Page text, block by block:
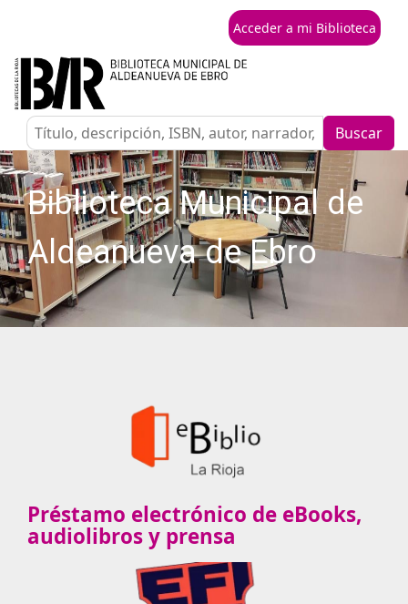
Acceder a mi Biblioteca
Buscar
Biblioteca Municipal de
Aldeanueva de Ebro
Préstamo electrónico de eBooks,
audiolibros y prensa